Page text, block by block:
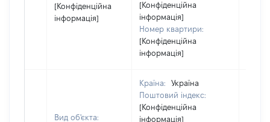
[Конфіденційна
інформація]
[Конфіденційна
інформація]
Номер квартири:
[Конфіденційна
інформація]
Вид об'єкта:
Країна:
Україна
Поштовий індекс:
[Конфіденційна
інформація]